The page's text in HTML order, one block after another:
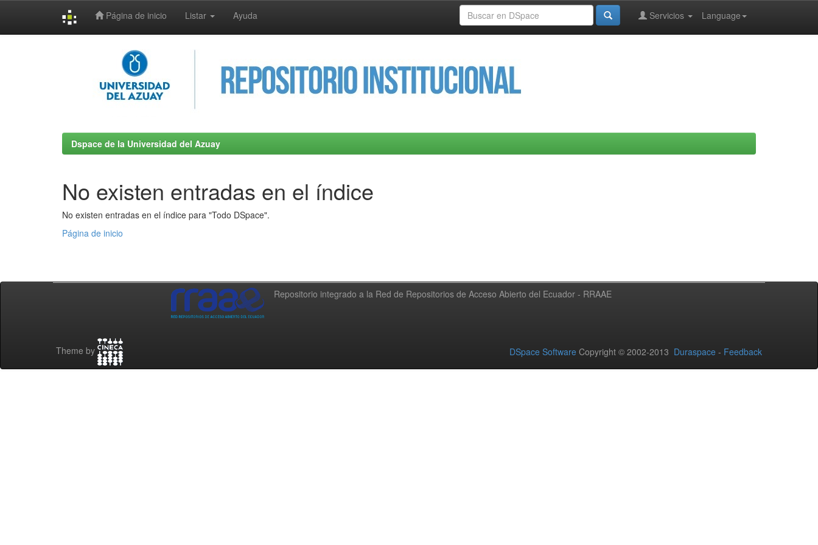
Página de inicio Listar Ayuda Language
Servicios
Dspace de la Universidad del Azuay
No existen entradas en el índice
No existen entradas en el índice para "Todo DSpace".
Página de inicio
Repositorio integrado a la Red de Repositorios de Acceso Abierto del Ecuador - RRAAE
Theme by DSpace Software Copyright © 2002-2013 Duraspace - Feedback